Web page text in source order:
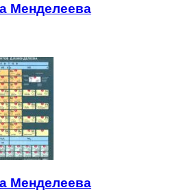
Менделеева
Менделеева